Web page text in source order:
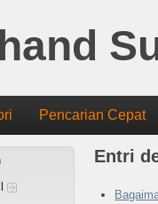
Pencarian Cepat
Entri